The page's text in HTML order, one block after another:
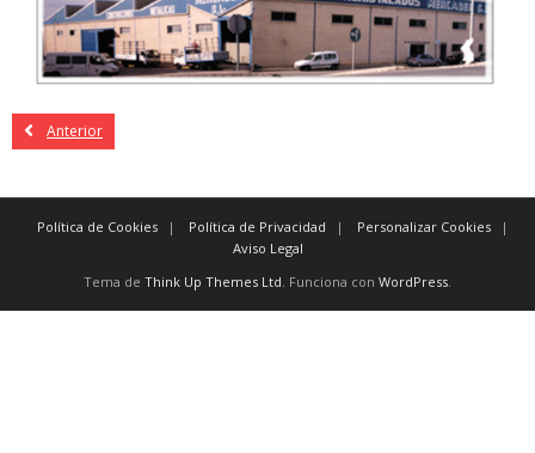
Anterior
Política de Cookies Política de Privacidad
Personalizar Cookies
Aviso Legal
Tema de Think Up Themes Ltd. Funciona con WordPress.